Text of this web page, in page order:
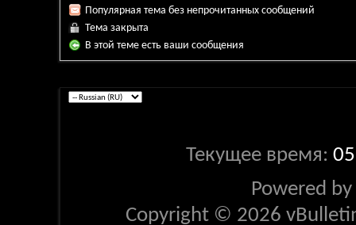
Популярная тема без непрочитанных сообщений
Тема закрыта
В этой теме есть ваши сообщения
Текущее время:
Powered by
Copyright © 2026